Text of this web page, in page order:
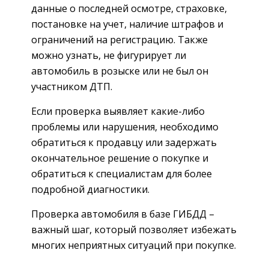
данные о последней осмотре, страховке,
постановке на учет, наличие штрафов и
ограничений на регистрацию. Также
можно узнать, не фигурирует ли
автомобиль в розыске или не был он
участником ДТП.
Если проверка выявляет какие-либо
проблемы или нарушения, необходимо
обратиться к продавцу или задержать
окончательное решение о покупке и
обратиться к специалистам для более
подробной диагностики.
Проверка автомобиля в базе ГИБДД –
важный шаг, который позволяет избежать
многих неприятных ситуаций при покупке.